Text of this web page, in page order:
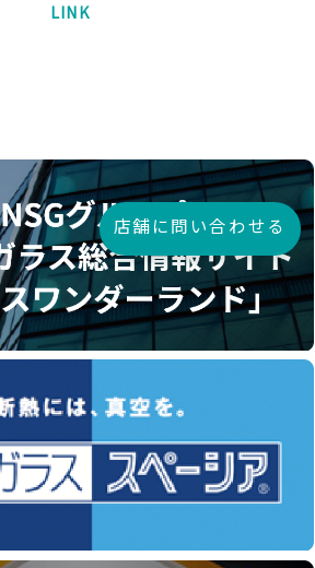
LINK
店舗に問い合わせる